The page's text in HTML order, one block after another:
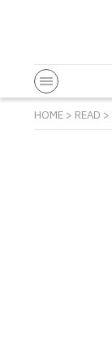
HOME > READ >